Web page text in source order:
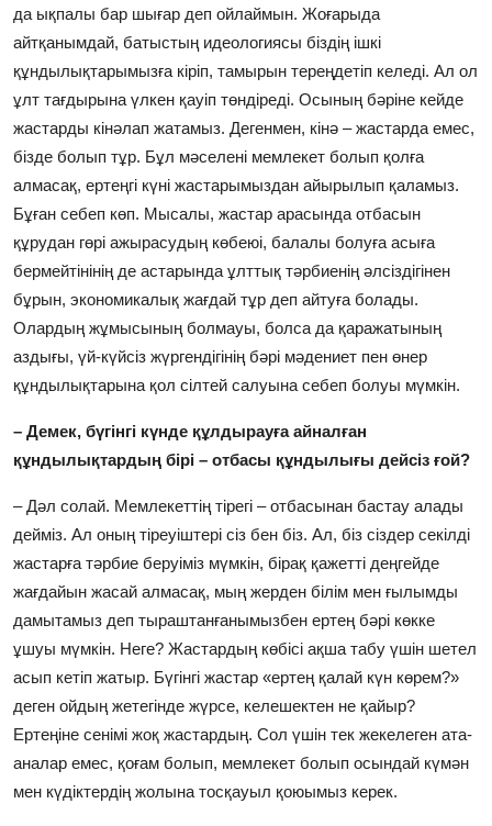
да ықпалы бар шығар деп ойлаймын. Жоғарыда
айтқанымдай, батыстың идеологиясы біздің ішкі
құндылықтарымызға кіріп, тамырын тереңдетіп келеді. Ал ол
ұлт тағдырына үлкен қауіп төндіреді. Осының бәріне кейде
жастарды кінәлап жатамыз. Дегенмен, кінә – жастарда емес,
бізде болып тұр. Бұл мәселені мемлекет болып қолға
алмасақ, ертеңгі күні жастарымыздан айырылып қаламыз.
Бұған себеп көп. Мысалы, жастар арасында отбасын
құрудан гөрі ажырасудың көбеюі, балалы болуға асыға
бермейтінінің де астарында ұлттық тәрбиенің әлсіздігінен
бұрын, экономикалық жағдай тұр деп айтуға болады.
Олардың жұмысының болмауы, болса да қаражатының
аздығы, үй-күйсіз жүргендігінің бәрі мәдениет пен өнер
құндылықтарына қол сілтей салуына себеп болуы мүмкін.
– Демек, бүгінгі күнде құлдырауға айналған
құндылықтардың бірі – отбасы құндылығы дейсіз ғой?
– Дәл солай. Мемлекеттің тірегі – отбасынан бастау алады
дейміз. Ал оның тіреуіштері сіз бен біз. Ал, біз сіздер секілді
жастарға тәрбие беруіміз мүмкін, бірақ қажетті деңгейде
жағдайын жасай алмасақ, мың жерден білім мен ғылымды
дамытамыз деп тыраштанғанымызбен ертең бәрі көкке
ұшуы мүмкін. Неге? Жастардың көбісі ақша табу үшін шетел
асып кетіп жатыр. Бүгінгі жастар «ертең қалай күн көрем?»
деген ойдың жетегінде жүрсе, келешектен не қайыр?
Ертеңіне сенімі жоқ жастардың. Сол үшін тек жекелеген ата-
аналар емес, қоғам болып, мемлекет болып осындай күмән
мен күдіктердің жолына тосқауыл қоюымыз керек.